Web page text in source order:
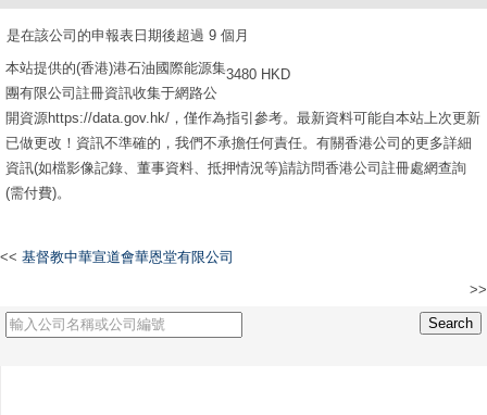
是在該公司的申報表日期後超過 9 個月
3480 HKD
本站提供的(香港)港石油國際能源集
團有限公司註冊資訊收集于網路公
開資源https://data.gov.hk/，僅作為指引參考。最新資料可能自本站上次更新
已做更改！資訊不準確的，我們不承擔任何責任。有關香港公司的更多詳細
資訊(如檔影像記錄、董事資料、抵押情況等)請訪問香港公司註冊處網查詢
(需付費)。
<< 基督教中華宣道會華恩堂有限公司
>>